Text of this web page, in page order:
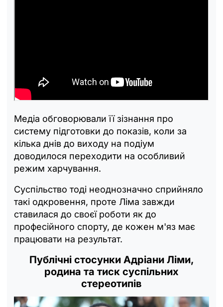
Медіа обговорювали її зізнання про
систему підготовки до показів, коли за
кілька днів до виходу на подіум
доводилося переходити на особливий
режим харчування.
Суспільство тоді неоднозначно сприйняло
такі одкровення, проте Ліма завжди
ставилася до своєї роботи як до
професійного спорту, де кожен м'яз має
працювати на результат.
Публічні стосунки Адріани Ліми,
родина та тиск суспільних
стереотипів